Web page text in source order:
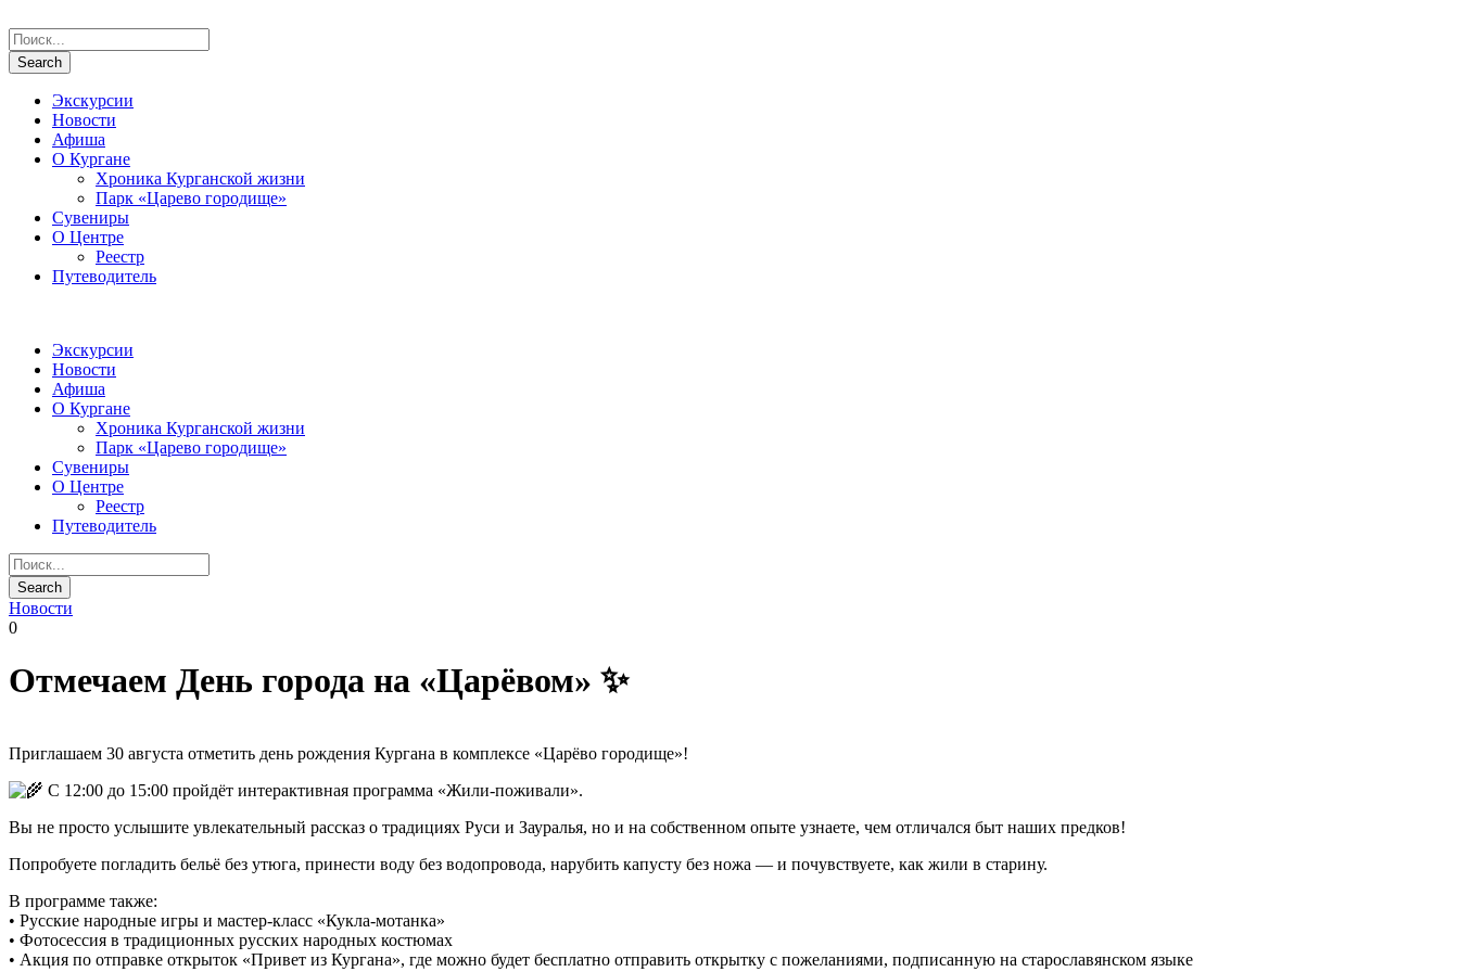
Экскурсии
Новости
Афиша
О Кургане
Хроника Курганской жизни
Парк «Царево городище»
Сувениры
О Центре
Реестр
Путеводитель
Экскурсии
Новости
Афиша
О Кургане
Хроника Курганской жизни
Парк «Царево городище»
Сувениры
О Центре
Реестр
Путеводитель
Новости
0
Отмечаем День города на «Царёвом» ✨
Приглашаем 30 августа отметить день рождения Кургана в комплексе «Царёво городище»!
С 12:00 до 15:00 пройдёт интерактивная программа «Жили-поживали».
Вы не просто услышите увлекательный рассказ о традициях Руси и Зауралья, но и на собственном опыте узнаете, чем отличался быт наших предков!
Попробуете погладить бельё без утюга, принести воду без водопровода, нарубить капусту без ножа — и почувствуете, как жили в старину.
В программе также:
• Русские народные игры и мастер-класс «Кукла-мотанка»
• Фотосессия в традиционных русских народных костюмах
• Акция по отправке открыток «Привет из Кургана», где можно будет бесплатно отправить открытку с пожеланиями, подписанную на старославянском языке